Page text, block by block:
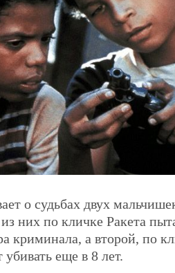
о судьбах двух
них по кличке Ракета
криминала, а второй, по
еще в 8 лет.